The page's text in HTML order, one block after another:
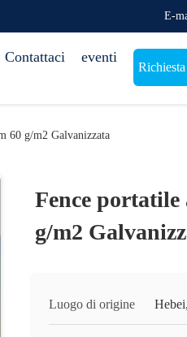
E-
Contattaci eventi
60 g/m2 Galvanizzata
Fence portatile
g/m2
Luogo di origine